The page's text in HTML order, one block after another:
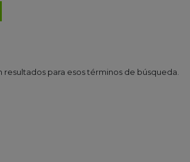
resultados para esos términos de búsqueda.